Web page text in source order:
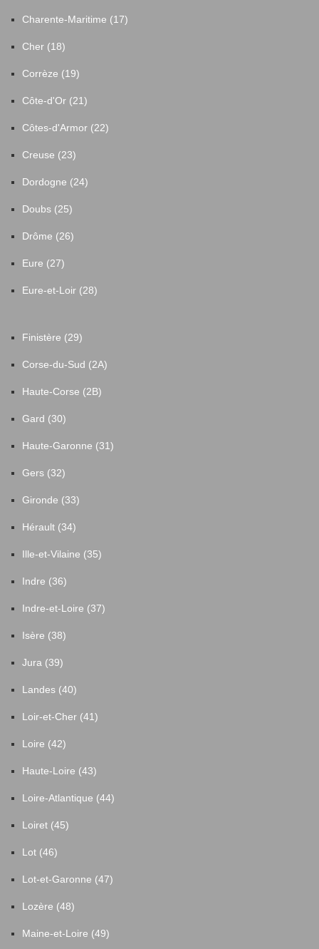
Charente-Maritime (17)
Cher (18)
Corrèze (19)
Côte-d'Or (21)
Côtes-d'Armor (22)
Creuse (23)
Dordogne (24)
Doubs (25)
Drôme (26)
Eure (27)
Eure-et-Loir (28)
Finistère (29)
Corse-du-Sud (2A)
Haute-Corse (2B)
Gard (30)
Haute-Garonne (31)
Gers (32)
Gironde (33)
Hérault (34)
Ille-et-Vilaine (35)
Indre (36)
Indre-et-Loire (37)
Isère (38)
Jura (39)
Landes (40)
Loir-et-Cher (41)
Loire (42)
Haute-Loire (43)
Loire-Atlantique (44)
Loiret (45)
Lot (46)
Lot-et-Garonne (47)
Lozère (48)
Maine-et-Loire (49)